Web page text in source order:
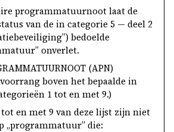
programmatuurnoot laat de
van de in categorie 5 — deel 2
bedoelde
onverlet.
(APN)
boven het bepaalde in
1 tot en met 9.)
en met 9 van deze lijst zijn niet
„programmatuur” die: